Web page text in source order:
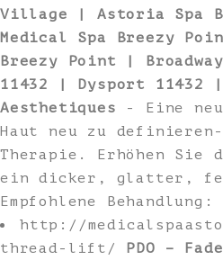
Village | Astoria Spa
Medical Spa Breezy
Breezy Point |
11432 | Dysport 11432
Aesthetiques - Eine
Haut neu zu definieren-
Therapie. Erhöhen Sie
ein dicker, glatter,
Empfohlene Behandlung:
http://
thread-lift/ PDO –